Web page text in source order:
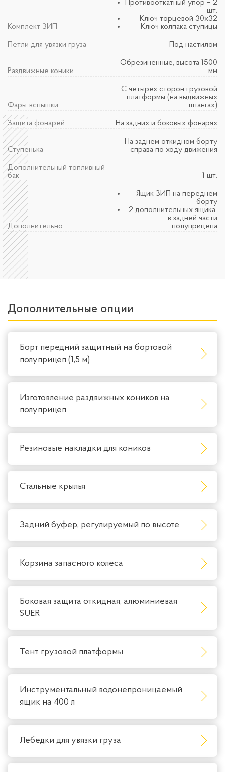
Комплект ЗИП
Противооткатный упор – 2
шт.
Ключ торцевой 30х32
Ключ колпака ступицы
Петли для увязки груза Под настилом
Раздвижные коники
Обрезиненные, высота 1500
мм
Фары-вспышки
С четырех сторон грузовой
платформы (на выдвижных
штангах)
Защита фонарей На задних и боковых фонарях
Ступенька
На заднем откидном борту
справа по ходу движения
Дополнительный топливный
бак
1 шт.
Дополнительно
Ящик ЗИП на переднем
борту
2 дополнительных ящика
в задней части
полуприцепа
Дополнительные опции
Борт передний защитный на бортовой
полуприцеп (1,5 м)
Изготовление раздвижных коников на
полуприцеп
Резиновые накладки для коников
Стальные крылья
Задний буфер, регулируемый по высоте
Корзина запасного колеса
Боковая защита откидная, алюминиевая
SUER
Тент грузовой платформы
Инструментальный водонепроницаемый
ящик на 400 л
Лебедки для увязки груза